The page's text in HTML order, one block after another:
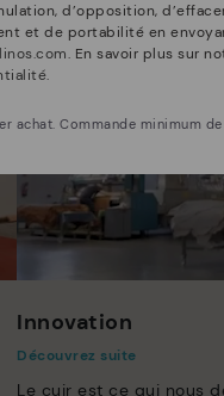
Innovation
Découvrez suite
Le cuir est ce qui nous
d’opposition,
et de portabilité en
. En savoir plus sur
.
achat. Commande minimum